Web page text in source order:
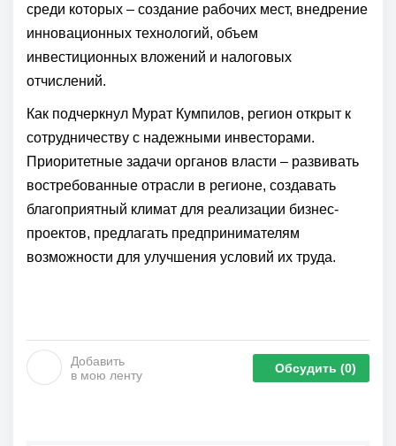
среди которых – создание рабочих мест, внедрение
инновационных технологий, объем
инвестиционных вложений и налоговых
отчислений.
Как подчеркнул Мурат Кумпилов, регион открыт к
сотрудничеству с надежными инвесторами.
Приоритетные задачи органов власти – развивать
востребованные отрасли в регионе, создавать
благоприятный климат для реализации бизнес-
проектов, предлагать предпринимателям
возможности для улучшения условий их труда.
Добавить
в мою ленту
Обсудить (0)